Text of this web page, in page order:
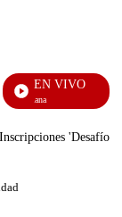
EN VIVO
De Diana
Inscripciones 'Desafío'